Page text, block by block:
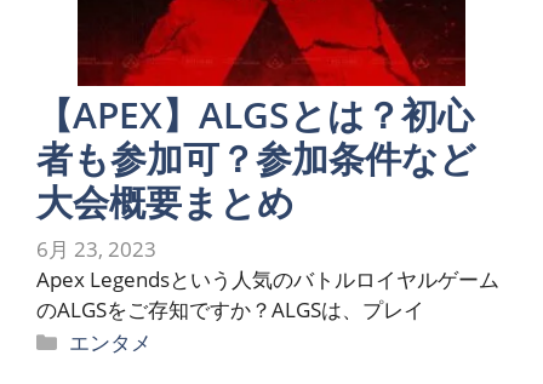
【APEX】ALGSとは？初心
者も参加可？参加条件など
大会概要まとめ
6月 23, 2023
Apex Legendsという人気のバトルロイヤルゲーム
のALGSをご存知ですか？ALGSは、プレイ
カ
エンタメ